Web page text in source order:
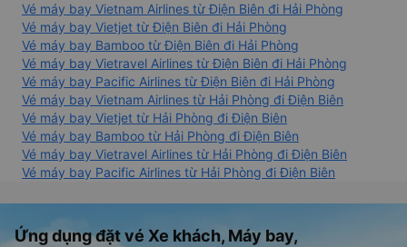
Vé máy bay Vietnam Airlines từ Điện Biên đi Hải Phòng
Vé máy bay Vietjet từ Điện Biên đi Hải Phòng
Vé máy bay Bamboo từ Điện Biên đi Hải Phòng
Vé máy bay Vietravel Airlines từ Điện Biên đi Hải Phòng
Vé máy bay Pacific Airlines từ Điện Biên đi Hải Phòng
Vé máy bay Vietnam Airlines từ Hải Phòng đi Điện Biên
Vé máy bay Vietjet từ Hải Phòng đi Điện Biên
Vé máy bay Bamboo từ Hải Phòng đi Điện Biên
Vé máy bay Vietravel Airlines từ Hải Phòng đi Điện Biên
Vé máy bay Pacific Airlines từ Hải Phòng đi Điện Biên
Ứng dụng đặt vé Xe khách, Máy bay,